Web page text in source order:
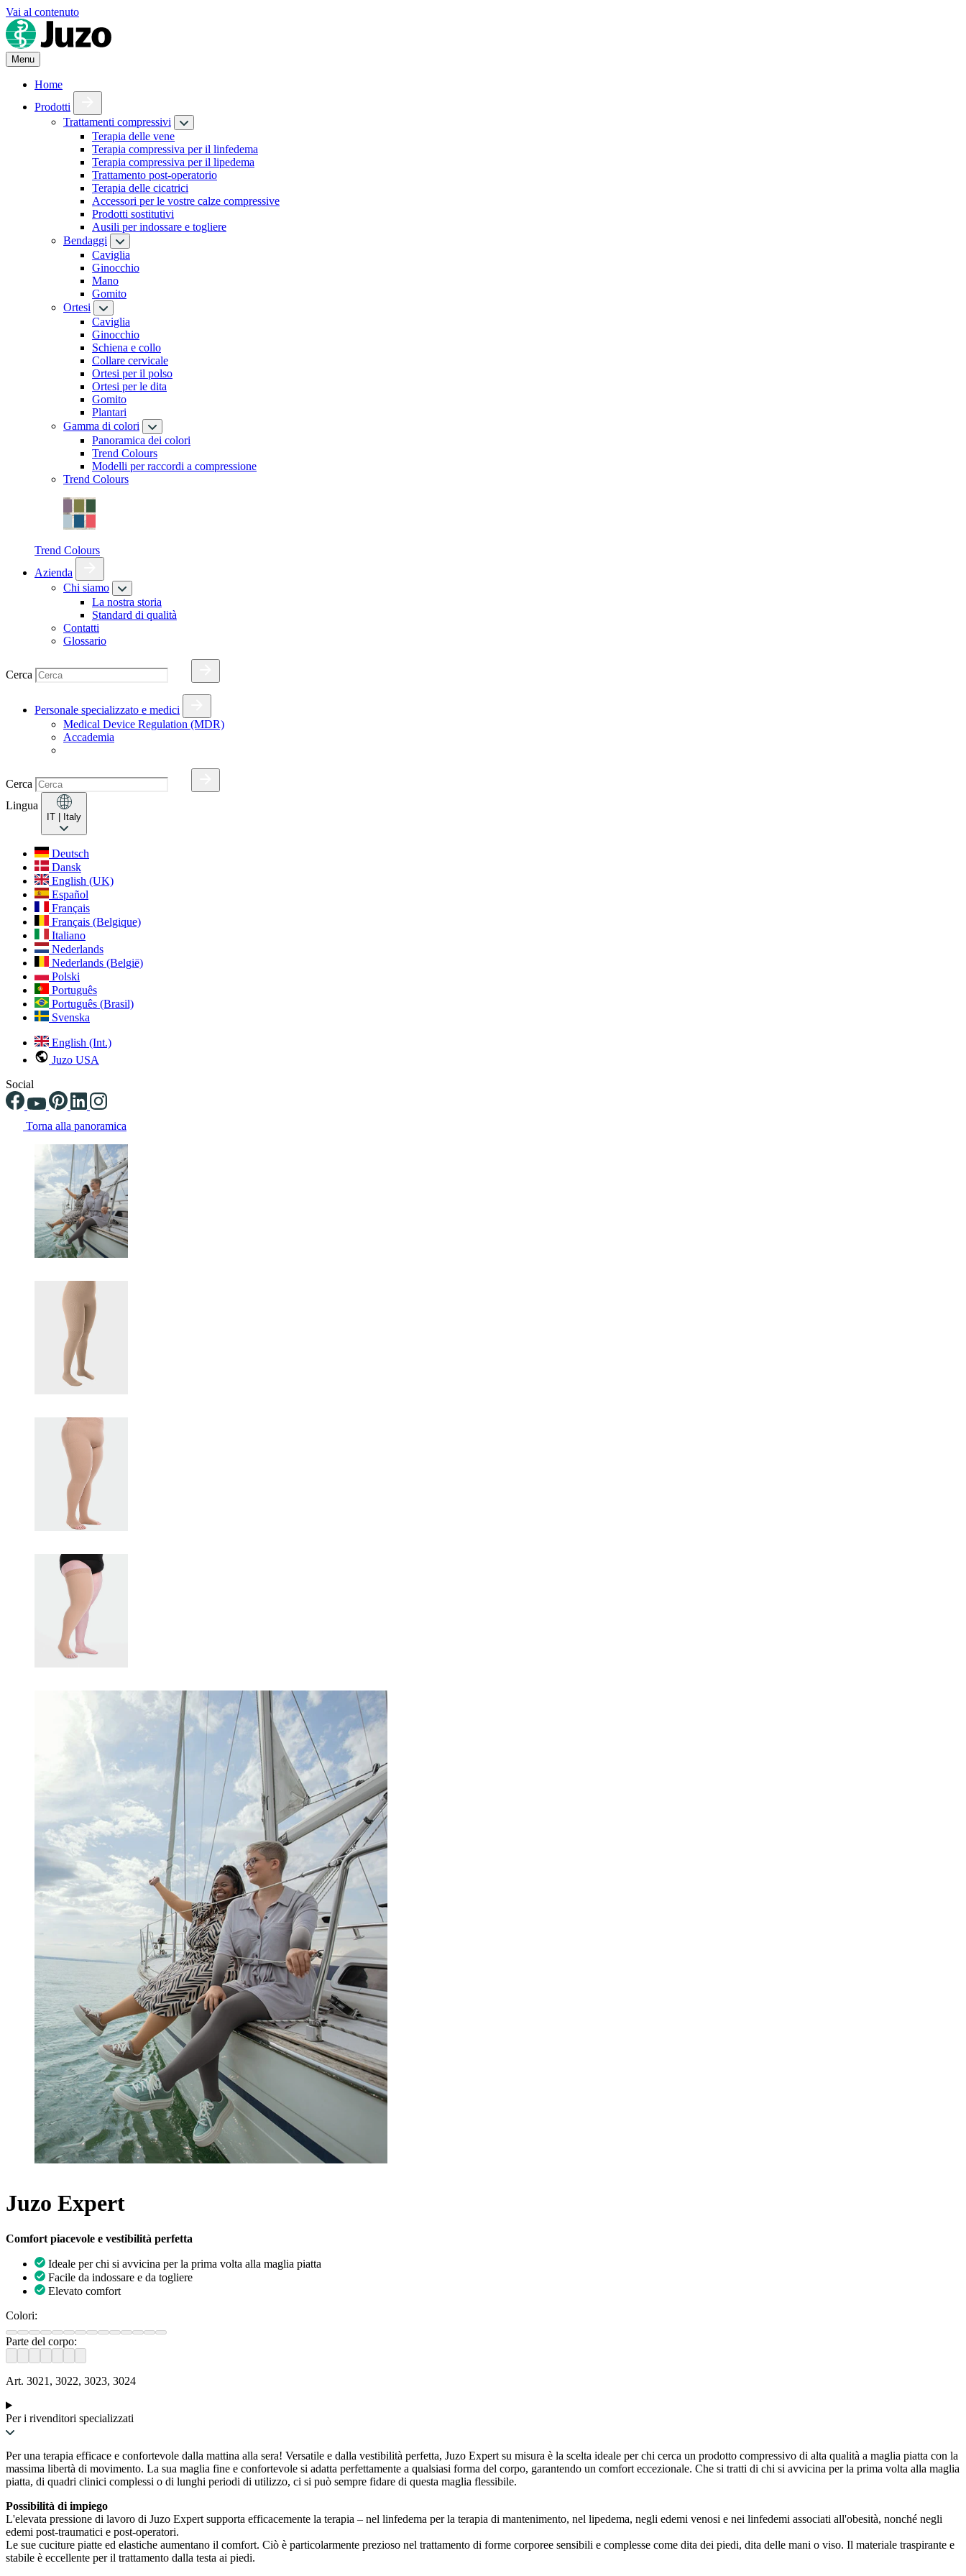
Vai al contenuto
Menu
Home
Prodotti
Trattamenti compressivi
Terapia delle vene
Terapia compressiva per il linfedema
Terapia compressiva per il lipedema
Trattamento post-operatorio
Terapia delle cicatrici
Accessori per le vostre calze compressive
Prodotti sostitutivi
Ausili per indossare e togliere
Bendaggi
Caviglia
Ginocchio
Mano
Gomito
Ortesi
Caviglia
Ginocchio
Schiena e collo
Collare cervicale
Ortesi per il polso
Ortesi per le dita
Gomito
Plantari
Gamma di colori
Panoramica dei colori
Trend Colours
Modelli per raccordi a compressione
Trend Colours
Trend Colours
Azienda
Chi siamo
La nostra storia
Standard di qualità
Contatti
Glossario
Cerca
Personale specializzato e medici
Medical Device Regulation (MDR)
Accademia
Cerca
Lingua
IT | Italy
Deutsch
Dansk
English (UK)
Español
Français
Français (Belgique)
Italiano
Nederlands
Nederlands (België)
Polski
Português
Português (Brasil)
Svenska
English (Int.)
Juzo USA
Social
Torna alla panoramica
Juzo Expert
Comfort piacevole e vestibilità perfetta
Ideale per chi si avvicina per la prima volta alla maglia piatta
Facile da indossare e da togliere
Elevato comfort
Colori:
Parte del corpo:
Art. 3021, 3022, 3023, 3024
Per i rivenditori specializzati
Per una terapia efficace e confortevole dalla mattina alla sera! Versatile e dalla vestibilità perfetta, Juzo Expert su misura è la scelta ideale per chi cerca un prodotto compressivo di alta qualità a maglia piatta con la
massima libertà di movimento. La sua maglia fine e confortevole si adatta perfettamente a qualsiasi forma del corpo, garantendo un comfort eccezionale. Che si tratti di chi si avvicina per la prima volta alla maglia
piatta, di quadri clinici complessi o di lunghi periodi di utilizzo, ci si può sempre fidare di questa maglia flessibile.
Possibilità di impiego
L'elevata pressione di lavoro di Juzo Expert supporta efficacemente la terapia – nel linfedema per la terapia di mantenimento, nel lipedema, negli edemi venosi e nei linfedemi associati all'obesità, nonché negli
edemi post-traumatici e post-operatori.
Le sue cuciture piatte ed elastiche aumentano il comfort. Ciò è particolarmente prezioso nel trattamento di forme corporee sensibili e complesse come dita dei piedi, dita delle mani o viso. Il materiale traspirante e
stabile è eccellente per il trattamento dalla testa ai piedi.